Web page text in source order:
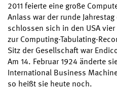
2011 feierte eine große
Anlass war der runde Jahrestag
schlossen sich in den USA
zur Computing-Tabulating-
Sitz der Gesellschaft war
Am 14. Februar 1924 änderte
International Business
so heißt sie heute noch.